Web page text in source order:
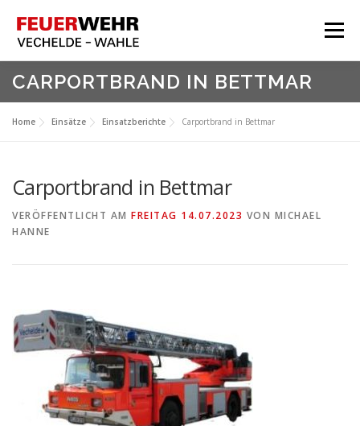
Inhalt
springen
Menü
HOME
Meine Feuerwehr
CARPORTBRAND IN BETTMAR
Home Einsätze Einsatzberichte Carportbrand in Bettmar
Carportbrand in Bettmar
VERÖFFENTLICHT AM FREITAG 14.07.2023 VON MICHAEL
HANNE